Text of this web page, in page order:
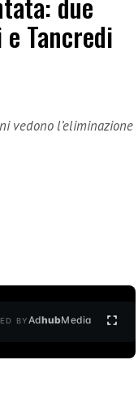
Tancredi
vedono l’eliminazione
BYAdhubMedia